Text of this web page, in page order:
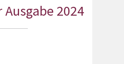
Ausgabe 2024